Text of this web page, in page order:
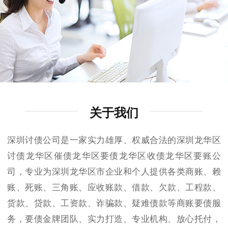
关于我们
深圳讨债公司是一家实力雄厚、权威合法的深圳龙华区
讨债龙华区催债龙华区要债龙华区收债龙华区要账公
司，专业为深圳龙华区市企业和个人提供各类商账、赖
账、死账、三角账、应收账款、借款、欠款、工程款、
货款、贷款、工资款、诈骗款、疑难债款等商账要债服
务，要债金牌团队、实力打造、专业机构、放心托付，